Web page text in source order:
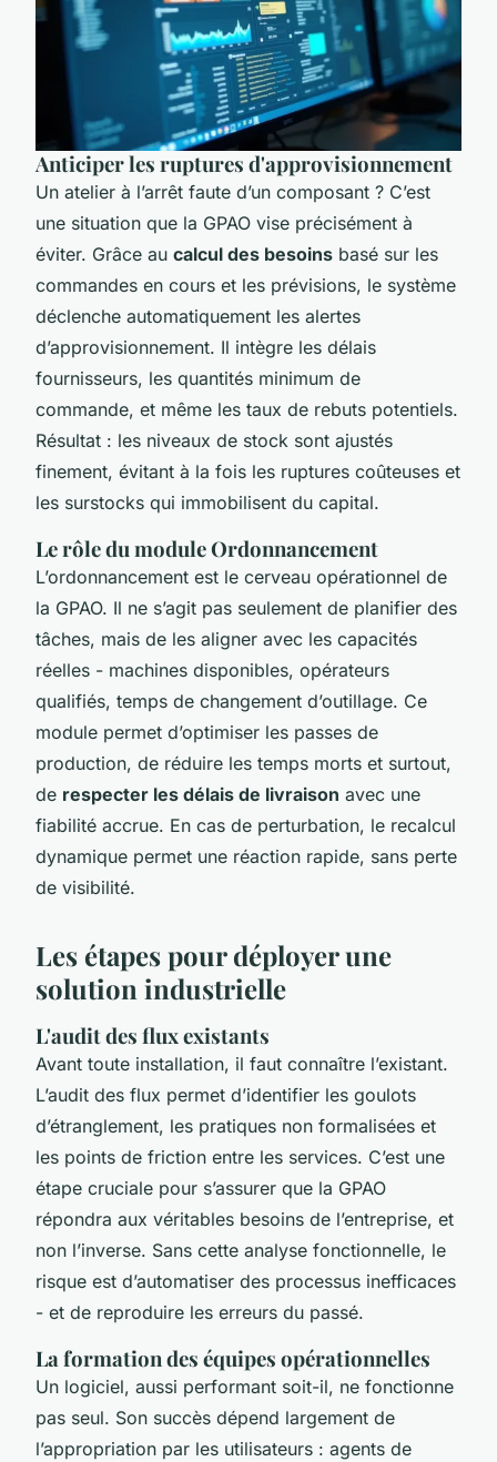
Anticiper les ruptures d'approvisionnement
Un atelier à l’arrêt faute d’un composant ? C’est
une situation que la GPAO vise précisément à
éviter. Grâce au calcul des besoins basé sur les
commandes en cours et les prévisions, le système
déclenche automatiquement les alertes
d’approvisionnement. Il intègre les délais
fournisseurs, les quantités minimum de
commande, et même les taux de rebuts potentiels.
Résultat : les niveaux de stock sont ajustés
finement, évitant à la fois les ruptures coûteuses et
les surstocks qui immobilisent du capital.
Le rôle du module Ordonnancement
L’ordonnancement est le cerveau opérationnel de
la GPAO. Il ne s’agit pas seulement de planifier des
tâches, mais de les aligner avec les capacités
réelles - machines disponibles, opérateurs
qualifiés, temps de changement d’outillage. Ce
module permet d’optimiser les passes de
production, de réduire les temps morts et surtout,
de respecter les délais de livraison avec une
fiabilité accrue. En cas de perturbation, le recalcul
dynamique permet une réaction rapide, sans perte
de visibilité.
Les étapes pour déployer une
solution industrielle
L'audit des flux existants
Avant toute installation, il faut connaître l’existant.
L’audit des flux permet d’identifier les goulots
d’étranglement, les pratiques non formalisées et
les points de friction entre les services. C’est une
étape cruciale pour s’assurer que la GPAO
répondra aux véritables besoins de l’entreprise, et
non l’inverse. Sans cette analyse fonctionnelle, le
risque est d’automatiser des processus inefficaces
- et de reproduire les erreurs du passé.
La formation des équipes opérationnelles
Un logiciel, aussi performant soit-il, ne fonctionne
pas seul. Son succès dépend largement de
l’appropriation par les utilisateurs : agents de